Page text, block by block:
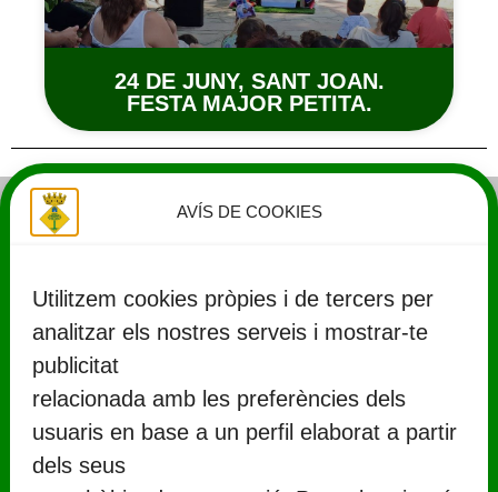
AVÍS DE COOKIES
Utilitzem cookies pròpies i de tercers per
analitzar els nostres serveis i mostrar-te
publicitat
relacionada amb les preferències dels
usuaris en base a un perfil elaborat a partir
dels seus
24 DE JUNY, SANT JOAN.
FESTA MAJOR PETITA.